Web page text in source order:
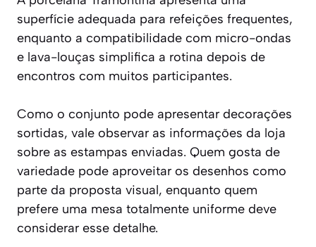
superfície adequada para refeições frequentes,
enquanto a compatibilidade com micro-ondas
e lava-louças simplifica a rotina depois de
encontros com muitos participantes.
Como o conjunto pode apresentar decorações
sortidas, vale observar as informações da loja
sobre as estampas enviadas. Quem gosta de
variedade pode aproveitar os desenhos como
parte da proposta visual, enquanto quem
prefere uma mesa totalmente uniforme deve
considerar esse detalhe.